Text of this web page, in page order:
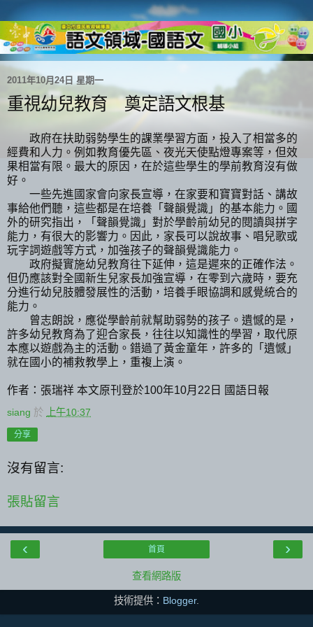
2011年10月24日 星期一
重視幼兒教育 奠定語文根基
政府在扶助弱勢學生的課業學習方面，投入了相當多的
經費和人力。例如教育優先區、夜光天使點燈專案等，但效
果相當有限。最大的原因，在於這些學生的學前教育沒有做
好。
一些先進國家會向家長宣導，在家要和寶寶對話、講故
事給他們聽，這些都是在培養「聲韻覺識」的基本能力。國
外的研究指出，「聲韻覺識」對於學齡前幼兒的閱讀與拼字
能力，有很大的影響力。因此，家長可以說故事、唱兒歌或
玩字詞遊戲等方式，加強孩子的聲韻覺識能力。
政府擬實施幼兒教育往下延伸，這是遲來的正確作法。
但仍應該對全國新生兒家長加強宣導，在零到六歲時，要充
分進行幼兒肢體發展性的活動，培養手眼協調和感覺統合的
能力。
曾志朗說，應從學齡前就幫助弱勢的孩子。遺憾的是，
許多幼兒教育為了迎合家長，往往以知識性的學習，取代原
本應以遊戲為主的活動。錯過了黃金童年，許多的「遺憾」
就在國小的補救教學上，重複上演。
作者：張瑞祥 本文原刊登於100年10月22日 國語日報
siang 於 上午10:37
分享
沒有留言:
張貼留言
‹ ›
首頁
查看網路版
技術提供： Blogger.